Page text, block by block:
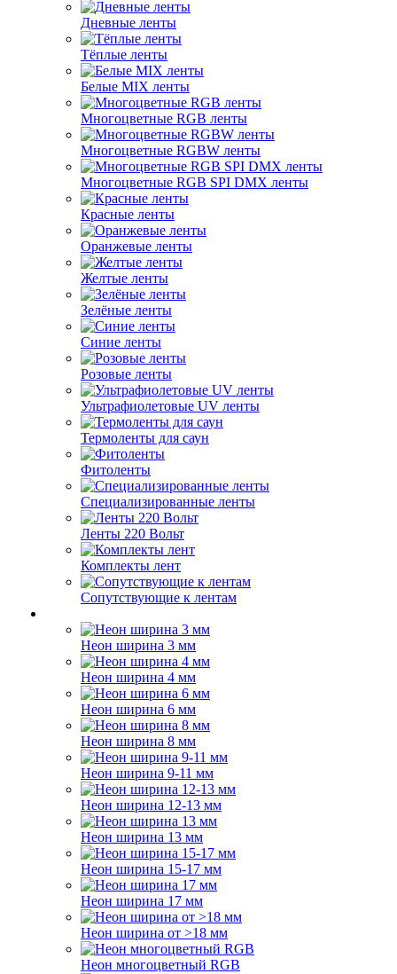
Дневные ленты
Тёплые ленты
Белые MIX ленты
Многоцветные RGB ленты
Многоцветные RGBW ленты
Многоцветные RGB SPI DMX ленты
Красные ленты
Оранжевые ленты
Желтые ленты
Зелёные ленты
Синие ленты
Розовые ленты
Ультрафиолетовые UV ленты
Термоленты для саун
Фитоленты
Специализированные ленты
Ленты 220 Вольт
Комплекты лент
Сопутствующие к лентам
Неон ширина 3 мм
Неон ширина 4 мм
Неон ширина 6 мм
Неон ширина 8 мм
Неон ширина 9-11 мм
Неон ширина 12-13 мм
Неон ширина 13 мм
Неон ширина 15-17 мм
Неон ширина 17 мм
Неон ширина от >18 мм
Неон многоцветный RGB